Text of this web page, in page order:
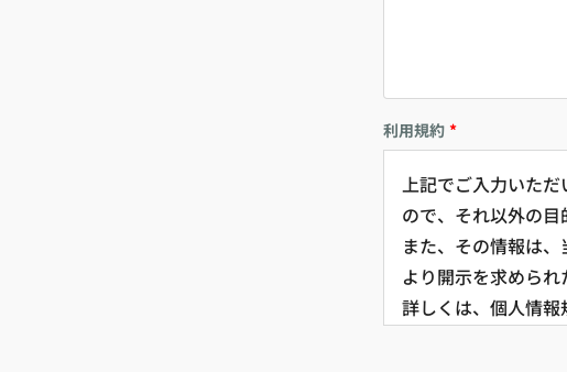
利用規約 *
上記でご入力いた
ので、それ以外の目
また、その情報は
より開示を求められ
詳しくは、個人情報